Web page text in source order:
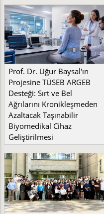
Prof. Dr. Uğur Baysal'ın
Projesine TÜSEB ARGEB
Desteği: Sırt ve Bel
Ağrılarını Kronikleşmeden
Azaltacak Taşınabilir
Biyomedikal Cihaz
Geliştirilmesi